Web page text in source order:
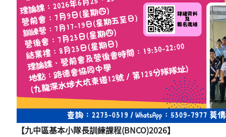
【九中區基本小隊長訓練課程(BNCO)2026】